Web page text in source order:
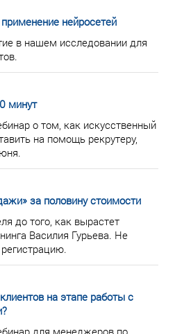
нейросетей
в нашем исследовании для
минут
о том, как искусственный
на помощь рекрутеру,
за половину стоимости
до того, как вырастет
Василия Гурьева. Не
на этапе работы с
для менеджеров по